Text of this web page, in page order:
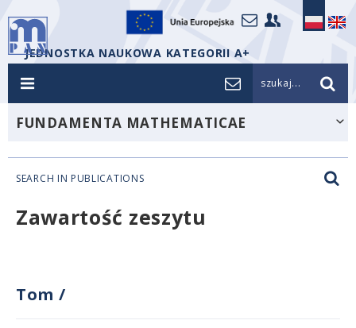
JEDNOSTKA NAUKOWA KATEGORII A+
szukaj...
FUNDAMENTA MATHEMATICAE
SEARCH IN PUBLICATIONS
Zawartość zeszytu
Tom /